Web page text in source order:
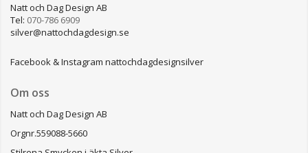
Natt och Dag Design AB
Tel: 070-786 6909
silver@nattochdagdesign.se
Facebook & Instagram nattochdagdesignsilver
Om oss
Natt och Dag Design AB
Orgnr.559088-5660